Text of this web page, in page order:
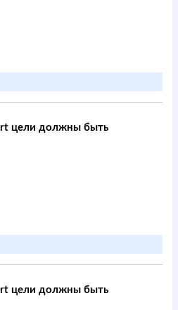
цели должны быть
цели должны быть